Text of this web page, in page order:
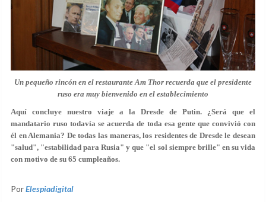
Un pequeño rincón en el restaurante Am Thor recuerda que el presidente
ruso era muy bienvenido en el establecimiento
Aquí concluye nuestro viaje a la Dresde de Putin. ¿Será que el
mandatario ruso todavía se acuerda de toda esa gente que convivió con
él en Alemania? De todas las maneras, los residentes de Dresde le desean
"salud", "estabilidad para Rusia" y que "el sol siempre brille" en su vida
con motivo de su 65 cumpleaños.
PorElespiadigital